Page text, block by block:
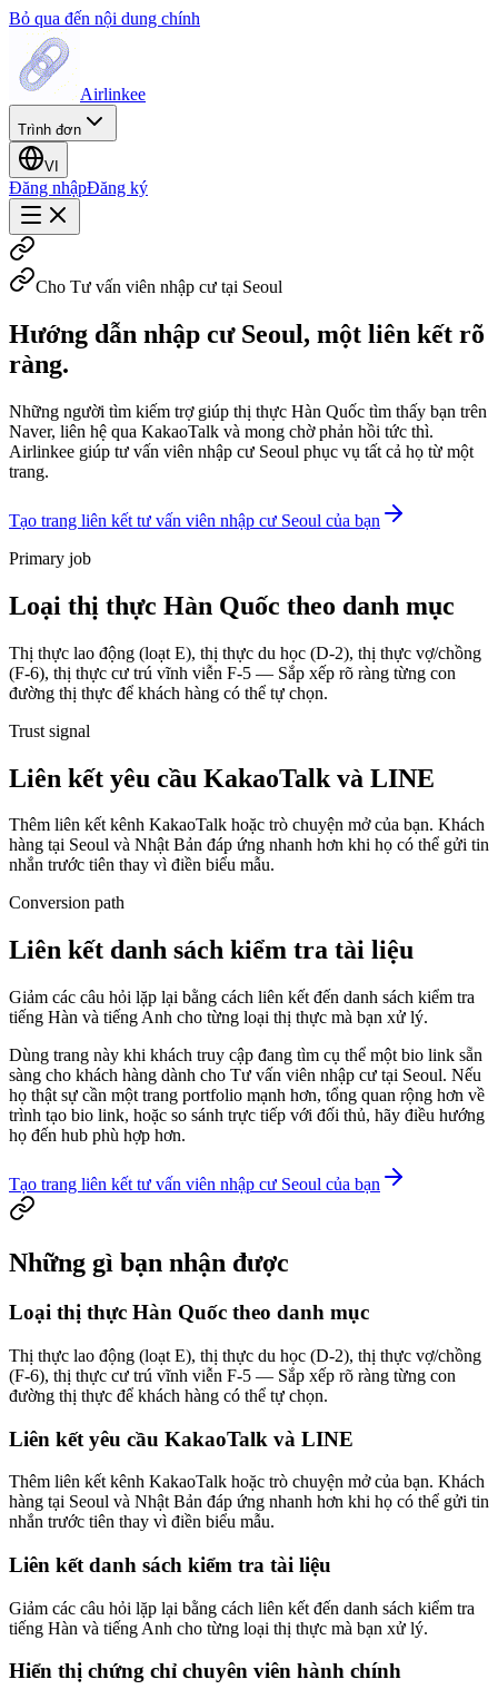
Bỏ qua đến nội dung chính
Airlinkee
Trình đơn
VI
Đăng nhậpĐăng ký
Cho Tư vấn viên nhập cư tại Seoul
Hướng dẫn nhập cư Seoul, một liên kết rõ
ràng.
Những người tìm kiếm trợ giúp thị thực Hàn Quốc tìm thấy bạn trên
Naver, liên hệ qua KakaoTalk và mong chờ phản hồi tức thì.
Airlinkee giúp tư vấn viên nhập cư Seoul phục vụ tất cả họ từ một
trang.
Tạo trang liên kết tư vấn viên nhập cư Seoul của bạn
Primary job
Loại thị thực Hàn Quốc theo danh mục
Thị thực lao động (loạt E), thị thực du học (D-2), thị thực vợ/chồng
(F-6), thị thực cư trú vĩnh viễn F-5 — Sắp xếp rõ ràng từng con
đường thị thực để khách hàng có thể tự chọn.
Trust signal
Liên kết yêu cầu KakaoTalk và LINE
Thêm liên kết kênh KakaoTalk hoặc trò chuyện mở của bạn. Khách
hàng tại Seoul và Nhật Bản đáp ứng nhanh hơn khi họ có thể gửi tin
nhắn trước tiên thay vì điền biểu mẫu.
Conversion path
Liên kết danh sách kiểm tra tài liệu
Giảm các câu hỏi lặp lại bằng cách liên kết đến danh sách kiểm tra
tiếng Hàn và tiếng Anh cho từng loại thị thực mà bạn xử lý.
Dùng trang này khi khách truy cập đang tìm cụ thể một bio link sẵn
sàng cho khách hàng dành cho Tư vấn viên nhập cư tại Seoul. Nếu
họ thật sự cần một trang portfolio mạnh hơn, tổng quan rộng hơn về
trình tạo bio link, hoặc so sánh trực tiếp với đối thủ, hãy điều hướng
họ đến hub phù hợp hơn.
Tạo trang liên kết tư vấn viên nhập cư Seoul của bạn
Những gì bạn nhận được
Loại thị thực Hàn Quốc theo danh mục
Thị thực lao động (loạt E), thị thực du học (D-2), thị thực vợ/chồng
(F-6), thị thực cư trú vĩnh viễn F-5 — Sắp xếp rõ ràng từng con
đường thị thực để khách hàng có thể tự chọn.
Liên kết yêu cầu KakaoTalk và LINE
Thêm liên kết kênh KakaoTalk hoặc trò chuyện mở của bạn. Khách
hàng tại Seoul và Nhật Bản đáp ứng nhanh hơn khi họ có thể gửi tin
nhắn trước tiên thay vì điền biểu mẫu.
Liên kết danh sách kiểm tra tài liệu
Giảm các câu hỏi lặp lại bằng cách liên kết đến danh sách kiểm tra
tiếng Hàn và tiếng Anh cho từng loại thị thực mà bạn xử lý.
Hiển thị chứng chỉ chuyên viên hành chính